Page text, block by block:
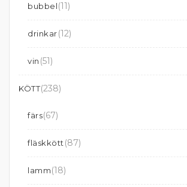
bubbel(11)
drinkar(12)
vin (51)
KÖTT(238)
färs(67)
fläskkött (87)
lamm(18)